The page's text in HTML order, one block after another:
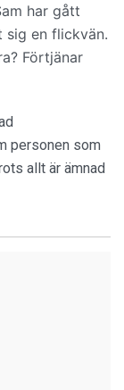
har gått
sig en flickvän.
Förtjänar
personen som
allt är ämnad